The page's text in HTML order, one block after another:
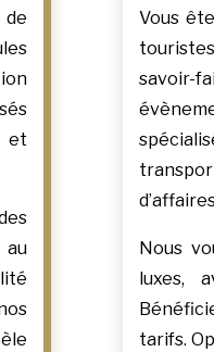
et
au
Vous
savoir-
Nous
luxes,
tarifs.